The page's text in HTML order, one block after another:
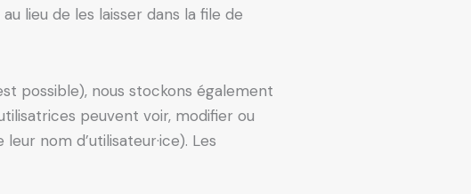
lieu de les laisser dans la file de
possible), nous stockons également
peuvent voir, modifier ou
nom d’utilisateur·ice). Les